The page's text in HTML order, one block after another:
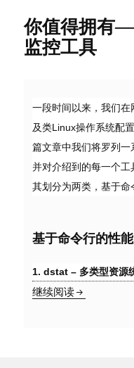
你值得拥有
监控工具
一段时间以来，我们
及类Linux操作系统配
篇文章中我们将罗列一
并对介绍到的每一个
其划分为两类，基于命
基于命令行的性
1. dstat – 多类型资源
继续阅读你值得拥有